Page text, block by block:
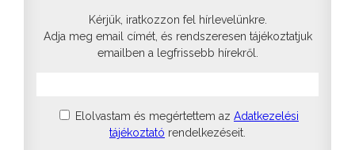
Kérjük, iratkozzon fel hírlevelünkre.
Adja meg email címét, és rendszeresen tájékoztatjuk
emailben a legfrissebb hírekről.
Elolvastam és megértettem az Adatkezelési
tájékoztató rendelkezéseit.